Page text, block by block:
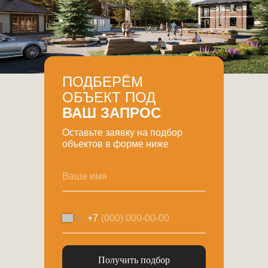
ПОДБЕРЁМ
ОБЪЕКТ ПОД
ВАШ ЗАПРОС
Оставьте заявку на подбор
объектов в форме ниже
Ваше имя
+7
Получить подбор